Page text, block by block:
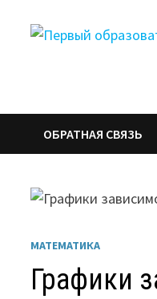
ОБРАТНАЯ СВЯЗЬ
МАТЕМАТИКА
Графики